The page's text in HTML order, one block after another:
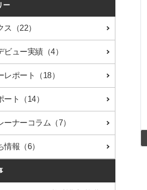
ー
ス（22）
ビュー実績（4）
レポート（18）
ート（14）
ーナーコラム（7）
情報（6）